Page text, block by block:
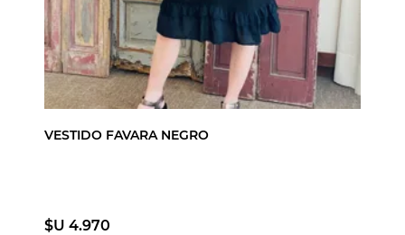
VESTIDO FAVARA NEGRO
$U 4.970